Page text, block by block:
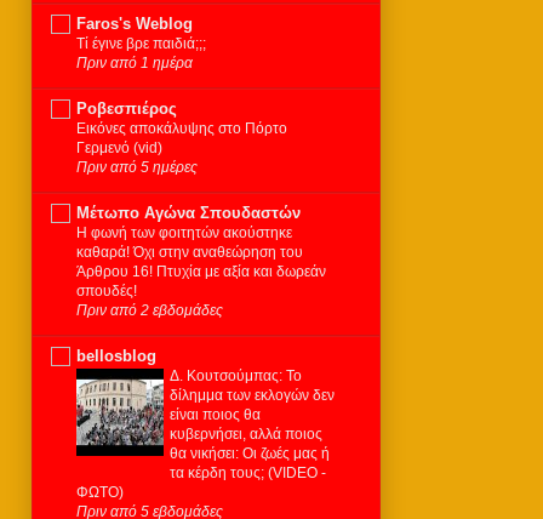
Faros's Weblog
Τί έγινε βρε παιδιά;;;
Πριν από 1 ημέρα
Ροβεσπιέρος
Εικόνες αποκάλυψης στο Πόρτο
Γερμενό (vid)
Πριν από 5 ημέρες
Μέτωπο Αγώνα Σπουδαστών
Η φωνή των φοιτητών ακούστηκε
καθαρά! Όχι στην αναθεώρηση του
Άρθρου 16! Πτυχία με αξία και δωρεάν
σπουδές!
Πριν από 2 εβδομάδες
bellosblog
Δ. Κουτσούμπας: Το
δίλημμα των εκλογών δεν
είναι ποιος θα
κυβερνήσει, αλλά ποιος
θα νικήσει: Οι ζωές μας ή
τα κέρδη τους; (VIDEO -
ΦΩΤΟ)
Πριν από 5 εβδομάδες